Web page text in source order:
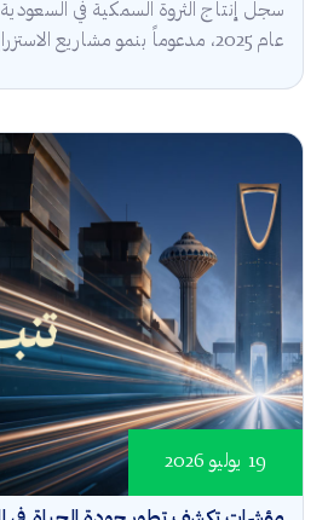
عام 2025، مدعوماً بنمو مشاريع الاستزراع المائي بنسبة 19%، في...
19 يوليو 2026